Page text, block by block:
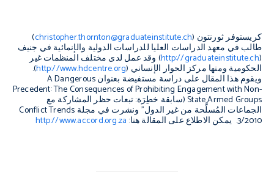
كريستوفر ثورنتون (christopher.thornton@graduateinstitute.ch
)
طالب في معهد الدراسات العليا للدراسات الدولية والإنمائية في جنيف
(
http://graduateinstitute.ch) وقد عمل لدى مختلف المنظمات غير
الحكومية ومنها مركز الحوار الإنساني (http://www.hdcentre.org
).
ويقوم هذا المقال على دراسة مستفيضة بعنوانA Dangerous
Precedent: The Consequences of Prohibiting Engagement with Non-
State Armed Groups(سابقة خطِرَة: تبعات حظر المشاركة مع
الجماعات المُسلَّحة من غير الدول" ونشرت في مجلة Conflict Trends
3/2010. يمكن الاطلاع على المقالة هنا: http://www.accord.org.za